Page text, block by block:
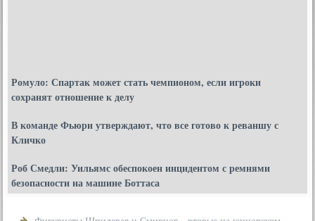
Ромуло: Спартак может стать чемпионом, если игроки
сохранят отношение к делу
В команде Фьюри утверждают, что все готово к реваншу с
Кличко
Роб Смедли: Уильямс обеспокоен инцидентом с ремнями
безопасности на машине Боттаса